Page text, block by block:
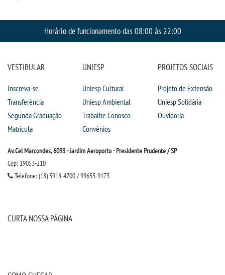
PORTAL DE ALUNOS
PORTAL DE PROFESSORES/ACADÊMICO
UNIESP
CONTATO
IMPRENSA
TRABALHE CONOSCO
Horário de funcionamento das 08:00 às 22:00
VESTIBULAR
Inscreva-se
Transferência
Segunda Graduação
Matrícula
UNIESP
Uniesp Cultural
Uniesp Ambiental
Trabalhe Conosco
Convênios
PROJETOS SOCIAIS
Projeto de Extensão
Uniesp Solidária
Ouvidoria
Av. Cel Marcondes, 6093 - Jardim Aeroporto - Presidente Prudente / SP
Cep: 19053-210
Telefone: (18) 3918-4700 / 99653-9173
CURTA NOSSA PÁGINA